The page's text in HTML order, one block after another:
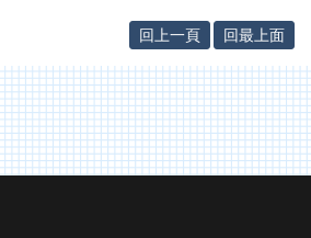
回上一頁 回最上面